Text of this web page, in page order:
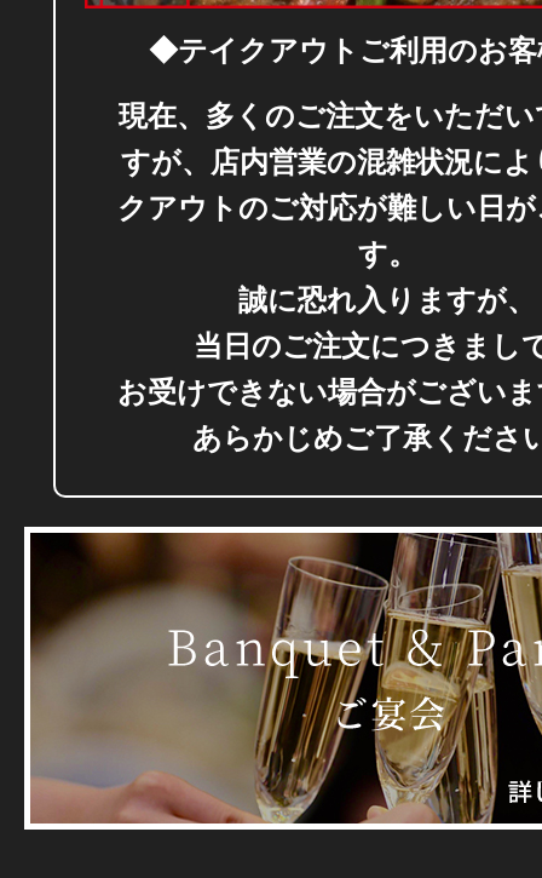
◆テイクアウトご利用のお
現在、多くのご注文をいただ
すが、店内営業の混雑状況に
クアウトのご対応が難しい日
す。
誠に恐れ入りますが、
当日のご注文につきまし
お受けできない場合がござい
あらかじめご了承くださ